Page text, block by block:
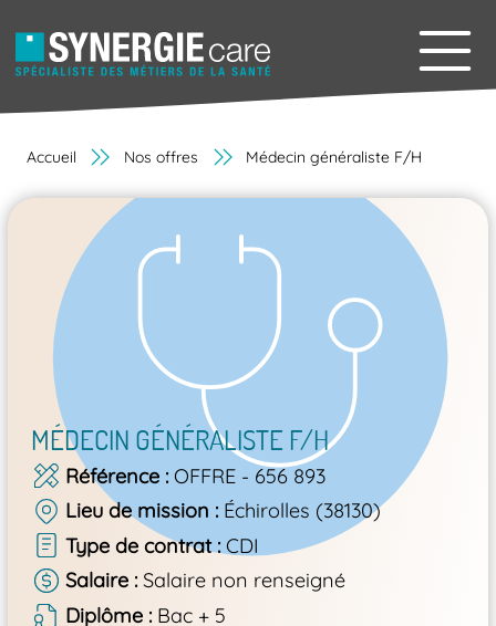
Accueil Nos offres Médecin généraliste F/H
MÉDECIN GÉNÉRALISTE F/H
Référence OFFRE - 656 893
Lieu de mission
Échirolles (38130)
Type de contrat CDI
Salaire Salaire non renseigné
Diplôme
Bac + 5